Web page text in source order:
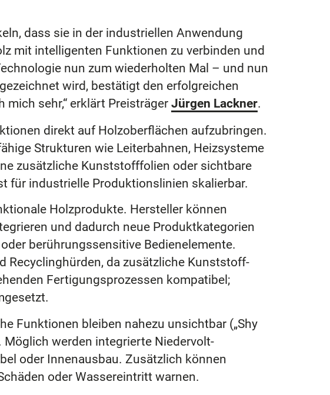
dass sie in der industriellen Anwendung
mit intelligenten Funktionen zu verbinden und
nun zum wiederholten Mal – und nun
wird, bestätigt den erfolgreichen
sehr,“ erklärt Preisträger Jürgen Lackner.
direkt auf Holzoberflächen aufzubringen.
Strukturen wie Leiterbahnen, Heizsysteme
zusätzliche Kunststofffolien oder sichtbare
für industrielle Produktionslinien skalierbar.
Holzprodukte. Hersteller können
und dadurch neue Produktkategorien
berührungssensitive Bedienelemente.
Recyclinghürden, da zusätzliche Kunststoff-
Fertigungsprozessen kompatibel;
Funktionen bleiben nahezu unsichtbar („Shy
werden integrierte Niedervolt-
oder Innenausbau. Zusätzlich können
oder Wassereintritt warnen.